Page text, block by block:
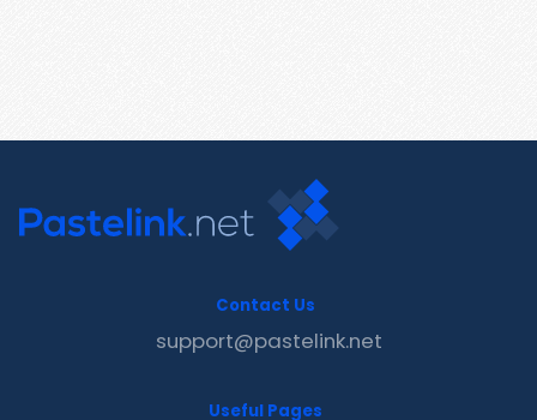
Contact Us
support@pastelink.net
Useful Pages